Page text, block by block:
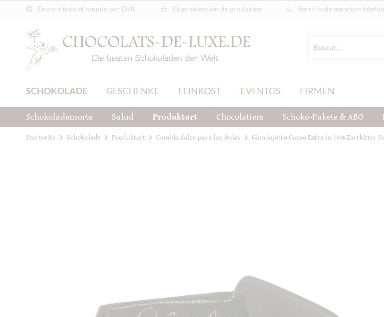
Envío a todo el mundo por DHL Gran selección de productos Servicio de atención
SCHOKOLADE GESCHENKE FEINKOST EVENTOS FIRMEN
Schokoladensorte Salud Produktart Chocolatiers Schoko-Pakete & ABO
Startseite Schokolade Produktart Comida dulce para los dedos Giandujotto Cacao Extra in 75% Zartbitter